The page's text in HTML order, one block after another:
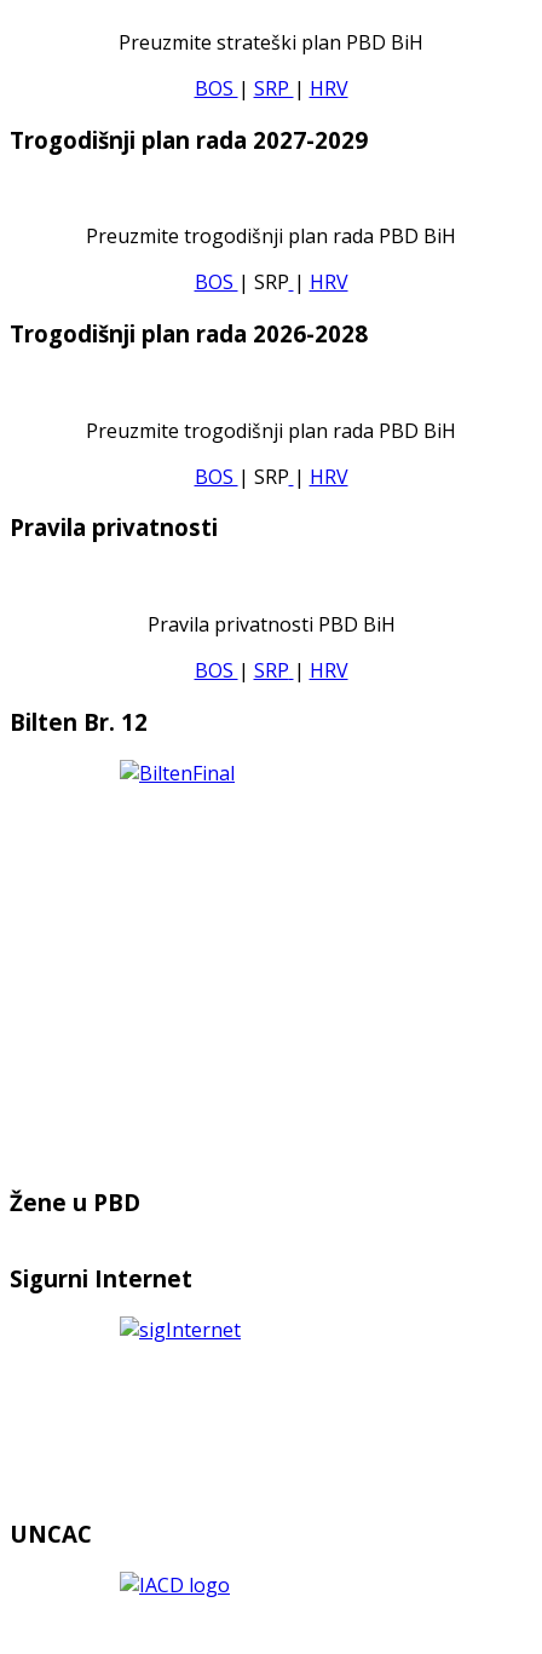
Preuzmite strateški plan PBD BiH
BOS | SRP | HRV
Trogodišnji plan rada 2027-2029
Preuzmite trogodišnji plan rada PBD BiH
BOS | SRP | HRV
Trogodišnji plan rada 2026-2028
Preuzmite trogodišnji plan rada PBD BiH
BOS | SRP | HRV
Pravila privatnosti
Pravila privatnosti PBD BiH
BOS | SRP | HRV
Bilten Br. 12
Žene u PBD
Sigurni Internet
UNCAC